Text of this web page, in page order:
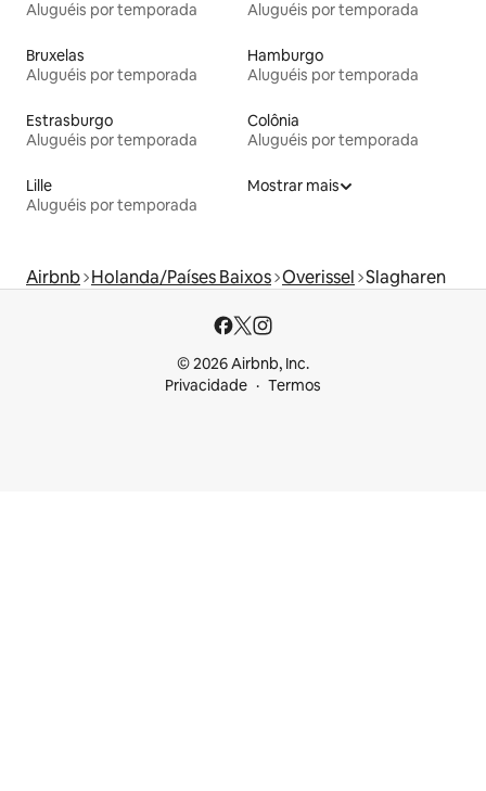
Aluguéis por temporada
Aluguéis por temporada
Bruxelas
Aluguéis por temporada
Hamburgo
Aluguéis por temporada
Estrasburgo
Aluguéis por temporada
Colônia
Aluguéis por temporada
Lille
Aluguéis por temporada
Mostrar mais
Airbnb Holanda/Países Baixos Overissel Slagharen
© 2026 Airbnb, Inc.
Privacidade
Termos